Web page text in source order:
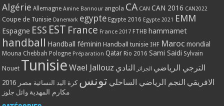
Algérie Allemagne Amine Bannour angola CA CAN CAN 2016 CAN2022
Coupe de Tunisie Danemark egypte Egypte 2016 Egypte 2021 EMM
Espagne ESS EST France France 2017 FTHB hammamet
handball Handball féminin Handball tunisie IHF Maroc mondial
Mouna Chebbah Pologne Préparation Qatar Rio 2016 Sami Saidi Sylvain
Nouet Tunisie Wael Jallouz الترجي الرياضي الجزائر النادي
الافريقي النجم الرياضي الساحلي تونس كرة اليد النسائية مصر 2016
مكارم المهدية وائل جلوز